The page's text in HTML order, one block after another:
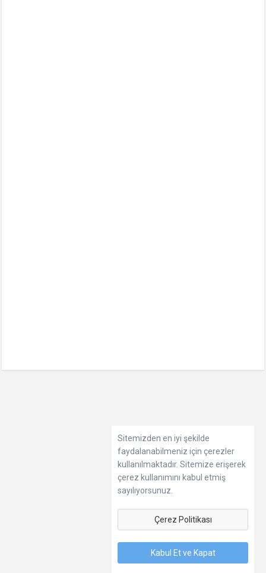
Sitemizden en iyi şekilde
faydalanabilmeniz için çerezler
kullanılmaktadır. Sitemize erişerek
çerez kullanımını kabul etmiş
sayılıyorsunuz.
Çerez Politikası
Kabul Et ve Kapat